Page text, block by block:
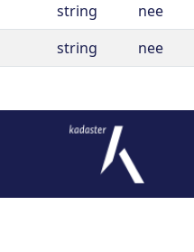
string
nee
string nee